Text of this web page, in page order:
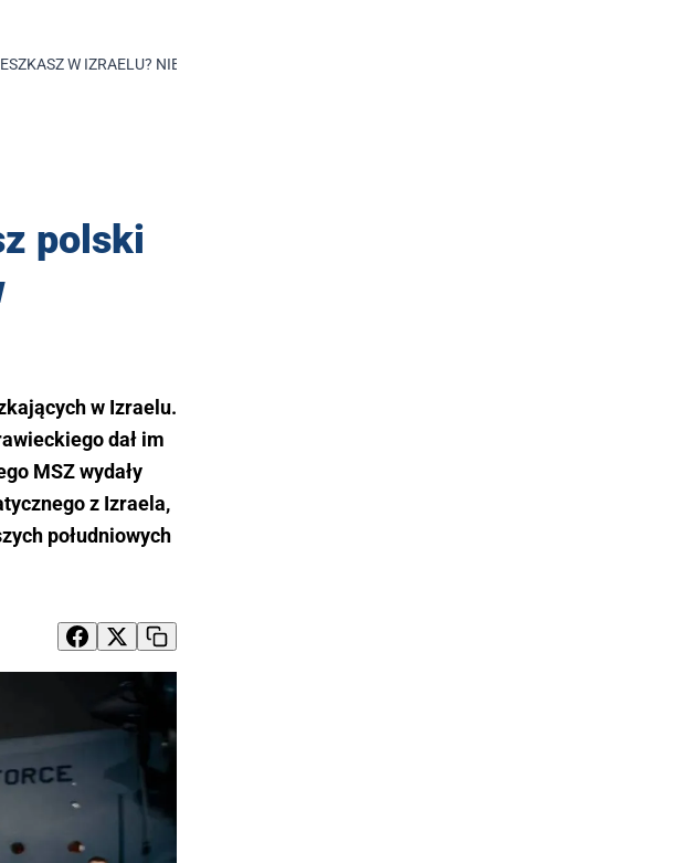
W IZRAELU? NIE LICZ NA MSZ
polski
w Izraelu.
dał im
MSZ wydały
z Izraela,
południowych